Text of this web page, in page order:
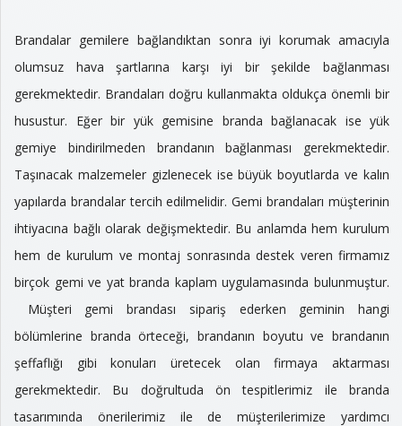
Brandalar gemilere bağlandıktan sonra iyi korumak amacıyla
olumsuz hava şartlarına karşı iyi bir şekilde bağlanması
gerekmektedir. Brandaları doğru kullanmakta oldukça önemli bir
husustur. Eğer bir yük gemisine branda bağlanacak ise yük
gemiye bindirilmeden brandanın bağlanması gerekmektedir.
Taşınacak malzemeler gizlenecek ise büyük boyutlarda ve kalın
yapılarda brandalar tercih edilmelidir. Gemi brandaları müşterinin
ihtiyacına bağlı olarak değişmektedir. Bu anlamda hem kurulum
hem de kurulum ve montaj sonrasında destek veren firmamız
birçok gemi ve yat branda kaplam uygulamasında bulunmuştur.
Müşteri gemi brandası sipariş ederken geminin hangi
bölümlerine branda örteceği, brandanın boyutu ve brandanın
şeffaflığı gibi konuları üretecek olan firmaya aktarması
gerekmektedir. Bu doğrultuda ön tespitlerimiz ile branda
tasarımında önerilerimiz ile de müşterilerimize yardımcı